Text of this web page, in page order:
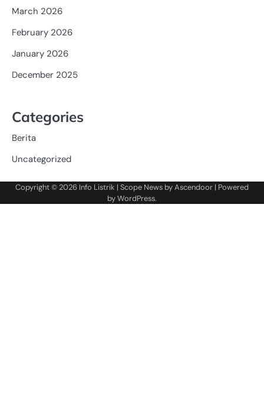
March 2026
February 2026
January 2026
December 2025
Categories
Berita
Uncategorized
Copyright © 2026 Info Listrik | Scope News byAscendoor | Powered
byWordPress.